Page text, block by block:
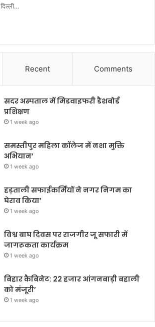
Recent Comments
सदर अस्पताल में मिडवाइफरी डैशबोर्ड
प्रशिक्षण
1 week ago
समस्तीपुर महिला कॉलेज में नशा मुक्ति
अभियान’
1 week ago
हड़ताली सफाईकर्मियों ने नगर निगम का
घेराव किया’
1 week ago
विश्व बाघ दिवस पर राजगीर जू सफारी में
जागरूकता कार्यक्रम
1 week ago
बिहार कैबिनेट: 22 हजार आंगनबाड़ी बहाली
को मंजूरी’
1 week ago